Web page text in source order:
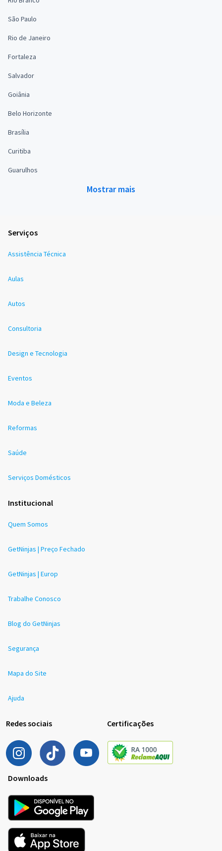
São Paulo
Rio de Janeiro
Fortaleza
Salvador
Goiânia
Belo Horizonte
Brasília
Curitiba
Guarulhos
Mostrar mais
Serviços
Assistência Técnica
Aulas
Autos
Consultoria
Design e Tecnologia
Eventos
Moda e Beleza
Reformas
Saúde
Serviços Domésticos
Institucional
Quem Somos
GetNinjas | Preço Fechado
GetNinjas | Europ
Trabalhe Conosco
Blog do GetNinjas
Segurança
Mapa do Site
Ajuda
Redes sociais Certificações
Downloads